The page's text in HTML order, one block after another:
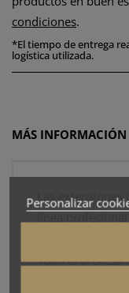
condiciones.
*El tiempo de entrega
logística utilizada.
MÁS INFORMACIÓN
Las extensiones
línea profesional
Todo el proceso
Personalizar